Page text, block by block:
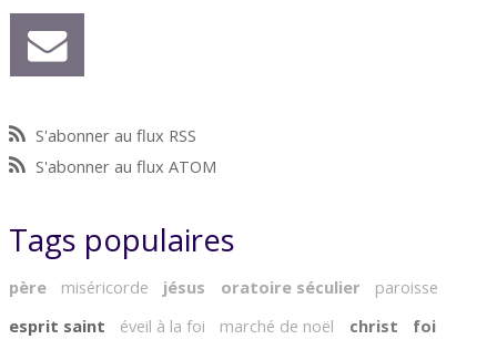
S'abonner au flux RSS
S'abonner au flux ATOM
Tags populaires
père miséricorde jésus oratoire séculier
paroisse
esprit saint
éveil à la foi marché de noël christ foi